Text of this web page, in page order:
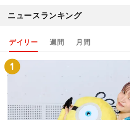
ニュースランキング
デイリー 週間 月間